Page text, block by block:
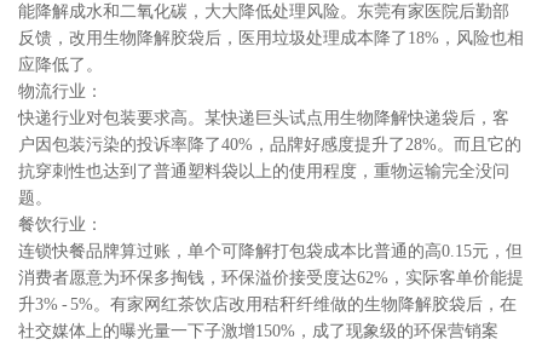
能降解成水和二氧化碳，大大降低处理风险。东莞有家医院后勤部
反馈，改用生物降解胶袋后，医用垃圾处理成本降了18%，风险也相
应降低了。
物流行业：
快递行业对包装要求高。某快递巨头试点用生物降解快递袋后，客
户因包装污染的投诉率降了40%，品牌好感度提升了28%。而且它的
抗穿刺性也达到了普通塑料袋以上的使用程度，重物运输完全没问
题。
餐饮行业：
连锁快餐品牌算过账，单个可降解打包袋成本比普通的高0.15元，但
消费者愿意为环保多掏钱，环保溢价接受度达62%，实际客单价能提
升3% - 5%。有家网红茶饮店改用秸秆纤维做的生物降解胶袋后，在
社交媒体上的曝光量一下子激增150%，成了现象级的环保营销案